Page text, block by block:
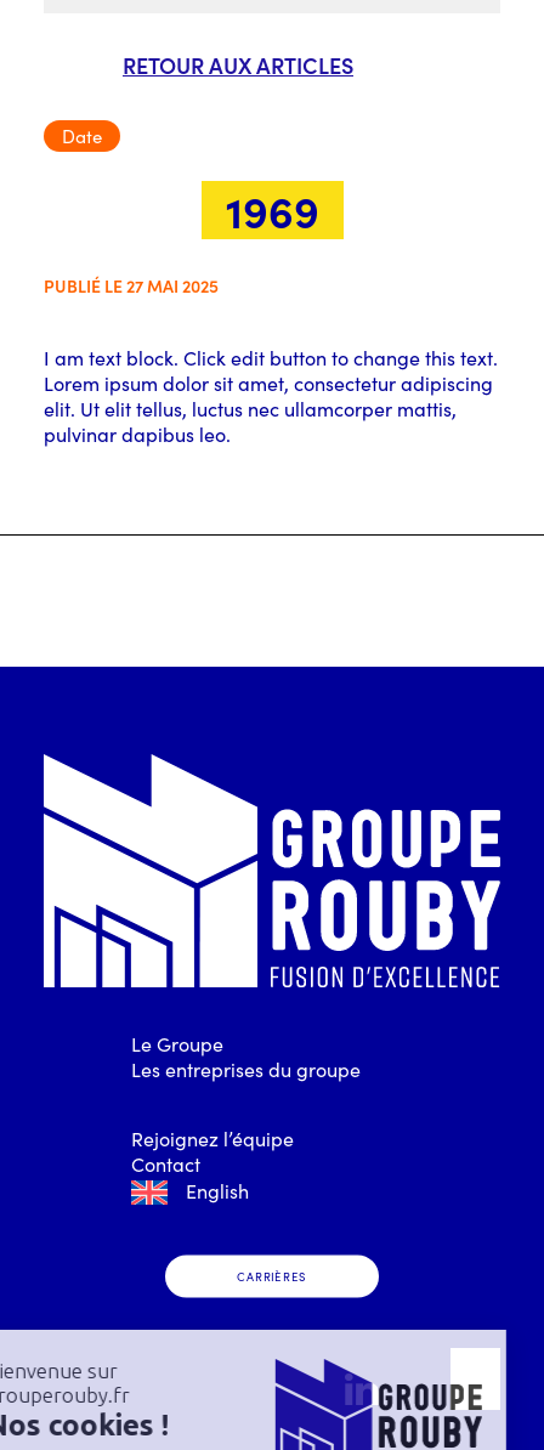
RETOUR AUX ARTICLES
Date
1969
PUBLIÉ LE 27 MAI 2025
I am text block. Click edit button to change this text.
Lorem ipsum dolor sit amet, consectetur adipiscing
elit. Ut elit tellus, luctus nec ullamcorper mattis,
pulvinar dapibus leo.
Le Groupe
Les entreprises du groupe
Rejoignez l’équipe
Contact
English
CARRIÈRES